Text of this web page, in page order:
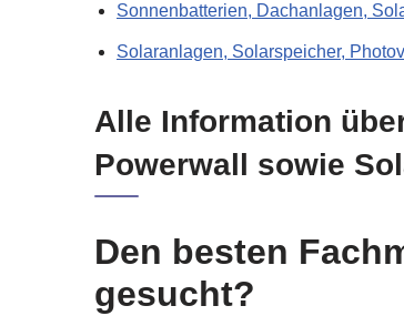
Sonnenbatterien, Dachanlagen,
Solaranlagen, Solarspeicher,
Alle Information
Powerwall sowie
Den besten
gesucht?